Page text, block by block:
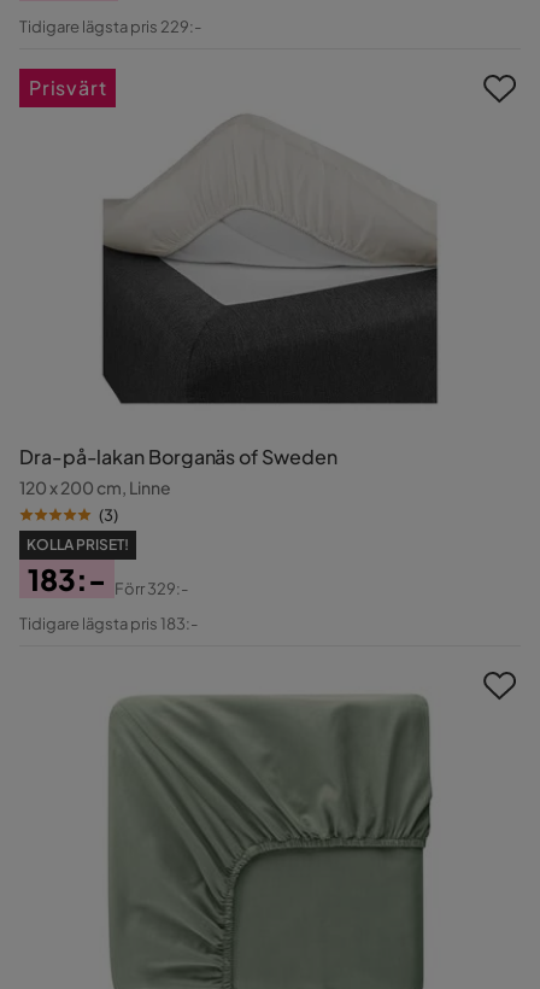
Pris
Original
Tidigare lägsta pris 229:-
Dra-på-lakan Borganäs of Sweden
120 x 200 cm, Linne
(3)
KOLLA PRISET!
Pris
183:-
Original
Förr329:-
Tidigare lägsta pris 183:-
Prisvärt